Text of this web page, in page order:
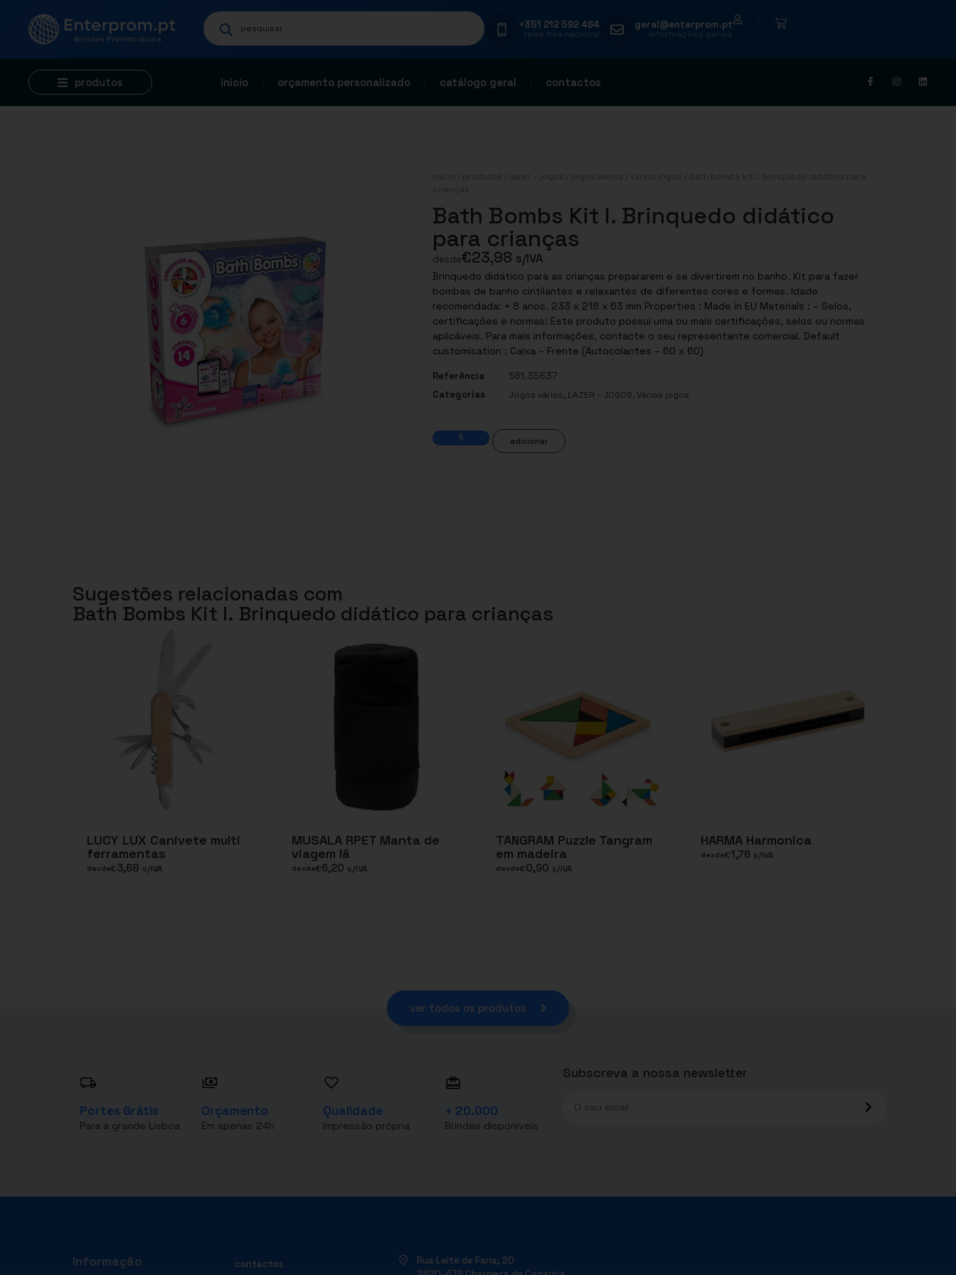
+351 212 592 464
rede fixa nacional
geral@enterprom.pt
informações gerais
produtos início orçamento personalizado catálogo geral contactos
início produtos lazer – jogos jogos vários vários jogos
/ bath bombs kit i. brinquedo didático para
crianças
Bath Bombs Kit I. Brinquedo didático
para crianças
desde€23,98 s/IVA
Brinquedo didático para as crianças prepararem e se divertirem no banho. Kit para fazer
bombas de banho cintilantes e relaxantes de diferentes cores e formas. Idade
recomendada: + 8 anos. 233 x 218 x 63 mm Properties : Made in EU Materials : – Selos,
certificações e normas: Este produto possui uma ou mais certificações, selos ou normas
aplicáveis. Para mais informações, contacte o seu representante comercial. Default
customisation : Caixa – Frente (Autocolantes – 60 x 60)
Referência
561.35837
Categorias
Jogos vários, LAZER – JOGOS,Vários jogos
adicionar
Sugestões relacionadas com
Bath Bombs Kit I. Brinquedo didático para crianças
LUCY LUX Canivete multi
ferramentas
desde€3,68 s/IVA
MUSALA RPET Manta de
viagem lã
desde€6,20 s/IVA
TANGRAM Puzzle Tangram
em madeira
desde€0,90 s/IVA
HARMA Harmonica
desde€1,76 s/IVA
ver todos os produtos
Portes Grátis
Para a grande Lisboa
Orçamento
Em apenas 24h
Qualidade
Impressão própria
+ 20.000
Brindes disponíveis
Subscreva a nossa newsletter
Informação contactos
Rua Leite de Faria, 20